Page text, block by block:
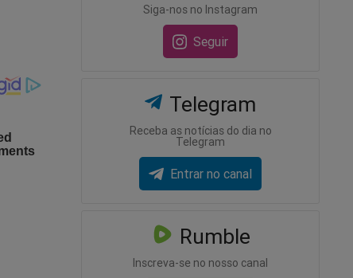
Siga-nos no Instagram
Seguir
Telegram
Receba as notícias do dia no
Telegram
Entrar no canal
Rumble
Inscreva-se no nosso canal